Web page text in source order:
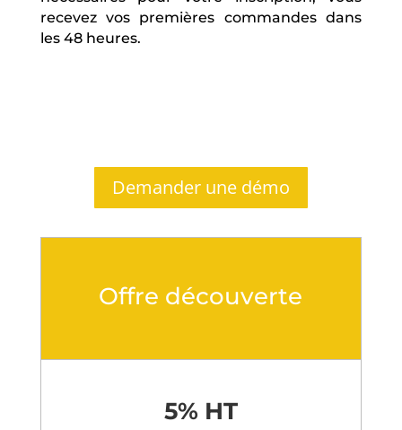
recevez vos premières commandes dans
les 48 heures.
Demander une démo
Offre découverte
5% HT